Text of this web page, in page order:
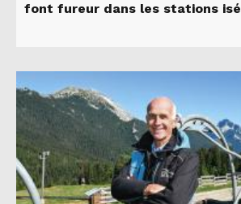
font fureur dans les stations